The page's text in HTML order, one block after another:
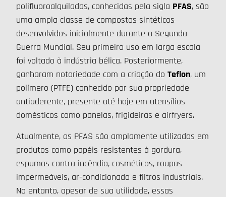
polifluoroalquiladas, conhecidas pela sigla PFAS, são
uma ampla classe de compostos sintéticos
desenvolvidos inicialmente durante a Segunda
Guerra Mundial. Seu primeiro uso em larga escala
foi voltado à indústria bélica. Posteriormente,
ganharam notoriedade com a criação doTeflon, um
polímero (PTFE) conhecido por sua propriedade
antiaderente, presente até hoje em utensílios
domésticos como panelas, frigideiras e airfryers.
Atualmente, os PFAS são amplamente utilizados em
produtos como papéis resistentes à gordura,
espumas contra incêndio, cosméticos, roupas
impermeáveis, ar-condicionado e filtros industriais.
No entanto, apesar de sua utilidade, essas